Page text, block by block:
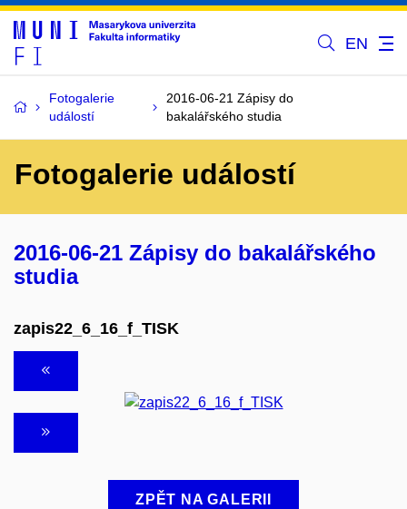
EN
Fotogalerie
událostí
2016-06-21 Zápisy do
bakalářského studia
Fotogalerie událostí
2016-06-21 Zápisy do bakalářského
studia
zapis22_6_16_f_TISK
ZPĚT NA GALERII